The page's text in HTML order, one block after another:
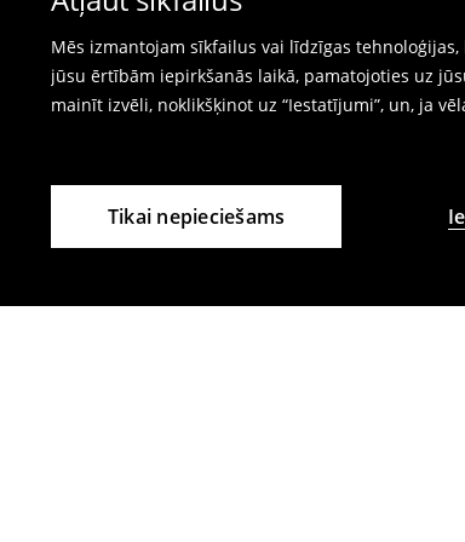
Mēs izmantojam sīkfailus vai līdzīgas
jūsu ērtībām iepirkšanās laikā, pamatojoties uz
mainīt izvēli, noklikšķinot uz “Iestatījumi”, un, ja
Tikai nepieciešams